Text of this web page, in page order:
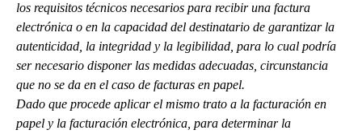
los requisitos técnicos necesarios para recibir una factura
electrónica o en la capacidad del destinatario de garantizar la
autenticidad, la integridad y la legibilidad, para lo cual podría
ser necesario disponer las medidas adecuadas, circunstancia
que no se da en el caso de facturas en papel.
Dado que procede aplicar el mismo trato a la facturación en
papel y la facturación electrónica, para determinar la